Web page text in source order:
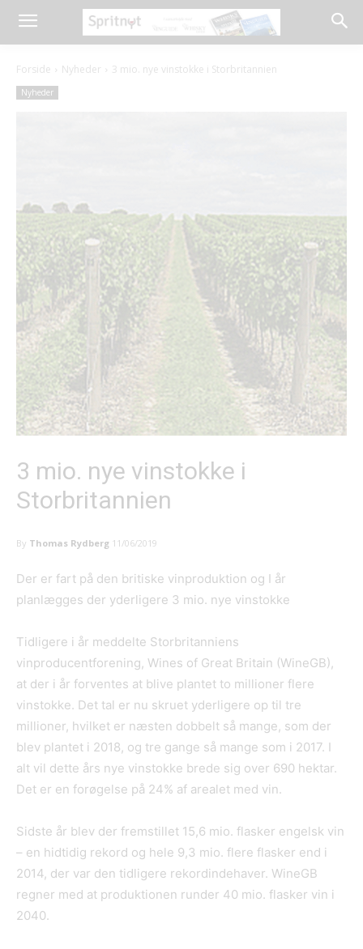
Forside Nyheder 3 mio. nye vinstokke i Storbritannien
Nyheder
3 mio. nye vinstokke i
Storbritannien
By Thomas Rydberg 11/06/2019
Der er fart på den britiske vinproduktion og I år
planlægges der yderligere 3 mio. nye vinstokke
Tidligere i år meddelte Storbritanniens
vinproducentforening, Wines of Great Britain (WineGB),
at der i år forventes at blive plantet to millioner flere
vinstokke. Det tal er nu skruet yderligere op til tre
millioner, hvilket er næsten dobbelt så mange, som der
blev plantet i 2018, og tre gange så mange som i 2017. I
alt vil dette års nye vinstokke brede sig over 690 hektar.
Det er en forøgelse på 24% af arealet med vin.
Sidste år blev der fremstillet 15,6 mio. flasker engelsk vin
– en hidtidig rekord og hele 9,3 mio. flere flasker end i
2014, der var den tidligere rekordindehaver. WineGB
regner med at produktionen runder 40 mio. flasker vin i
2040.